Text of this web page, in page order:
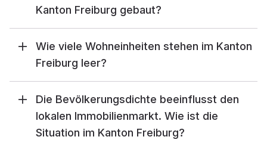
Kanton Freiburg gebaut?
Wie viele Wohneinheiten stehen im Kanton
Freiburg leer?
Die Bevölkerungsdichte beeinflusst den
lokalen Immobilienmarkt. Wie ist die
Situation im Kanton Freiburg?